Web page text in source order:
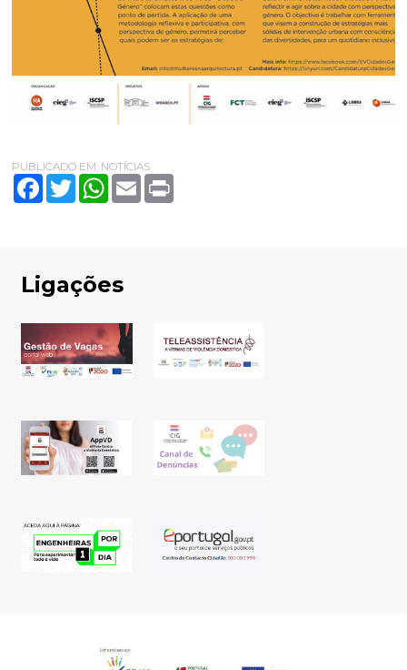
PUBLICADO EM: NOTÍCIAS
FacebookTwitterWhatsApp
Email
Ligações